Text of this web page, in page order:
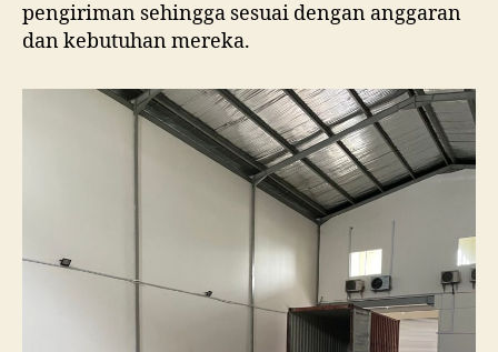
pengiriman sehingga sesuai dengan anggaran
dan kebutuhan mereka.